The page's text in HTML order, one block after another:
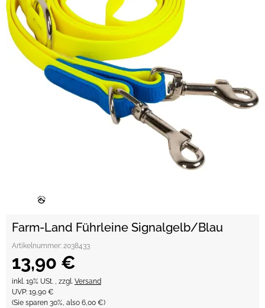
Farm-Land Führleine Signalgelb/Blau
Artikelnummer: 2038433
13,90 €
inkl. 19% USt. , zzgl. Versand
UVP: 19,90 €
(Sie sparen 30%, also 6,00 €)